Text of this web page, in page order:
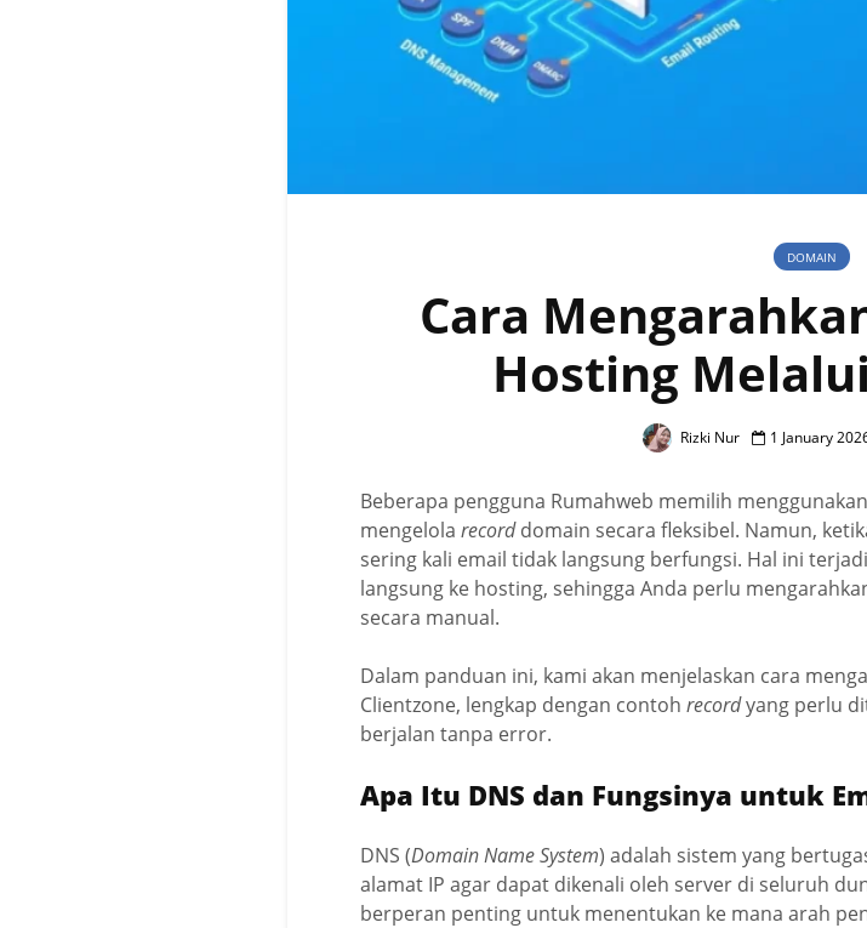
DOMAIN
Cara
Hosting
Rizki Nur 1 January
Beberapa pengguna Rumahweb memilih
mengelola recorddomain secara fleksibel. Namun,
sering kali email tidak langsung berfungsi. Hal ini
langsung ke hosting, sehingga Anda perlu
secara manual.
Dalam panduan ini, kami akan menjelaskan cara
Clientzone, lengkap dengan contoh recordyang perlu
berjalan tanpa error.
Apa Itu DNS dan Fungsinya untuk
DNS (Domain Name System) adalah sistem yang
alamat IP agar dapat dikenali oleh server di seluruh
berperan penting untuk menentukan ke mana arah